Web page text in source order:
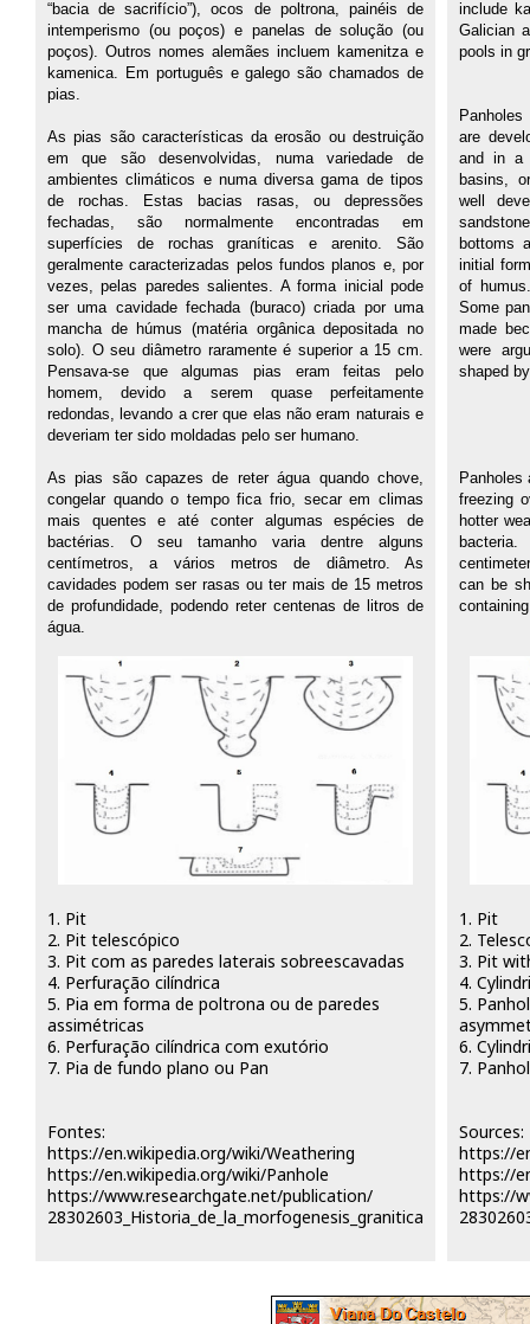
“bacia de sacrifício”), ocos de poltrona, painéis de
intemperismo (ou poços) e panelas de solução (ou
poços). Outros nomes alemães incluem kamenitza e
kamenica. Em português e galego são chamados de
pias.
As pias são características da erosão ou destruição
em que são desenvolvidas, numa variedade de
ambientes climáticos e numa diversa gama de tipos
de rochas. Estas bacias rasas, ou depressões
fechadas, são normalmente encontradas em
superfícies de rochas graníticas e arenito. São
geralmente caracterizadas pelos fundos planos e, por
vezes, pelas paredes salientes. A forma inicial pode
ser uma cavidade fechada (buraco) criada por uma
mancha de húmus (matéria orgânica depositada no
solo). O seu diâmetro raramente é superior a 15 cm.
Pensava-se que algumas pias eram feitas pelo
homem, devido a serem quase perfeitamente
redondas, levando a crer que elas não eram naturais e
deveriam ter sido moldadas pelo ser humano.
As pias são capazes de reter água quando chove,
congelar quando o tempo fica frio, secar em climas
mais quentes e até conter algumas espécies de
bactérias. O seu tamanho varia dentre alguns
centímetros, a vários metros de diâmetro. As
cavidades podem ser rasas ou ter mais de 15 metros
de profundidade, podendo reter centenas de litros de
água.
1. Pit
2. Pit telescópico
3. Pit com as paredes laterais sobreescavadas
4. Perfuração cilíndrica
5. Pia em forma de poltrona ou de paredes
assimétricas
6. Perfuração cilíndrica com exutório
7. Pia de fundo plano ou Pan
Fontes:
https://en.wikipedia.org/wiki/Weathering
https://en.wikipedia.org/wiki/Panhole
https://www.researchgate.net/publication/
28302603_Historia_de_la_morfogenesis_granitica
include
Galician
pools in
are
and in a
basins,
well
bottoms
initial
of
Some
made
were
shaped
Panholes
freezing
hotter
can be
1. Pit
2.
3. Pit
4.
5.
6.
7.
Sources:
https://
https://
https://